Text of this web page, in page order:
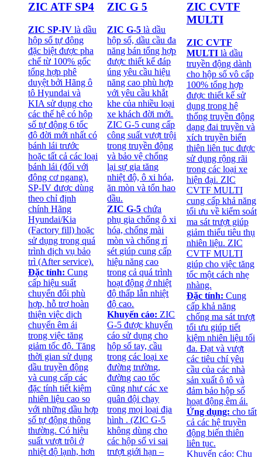
ZIC ATF SP4
ZIC SP-IV là dầu
hộp số tự động
đặc biệt được pha
chế từ 100% gốc
tổng hợp phê
duyệt bởi Hãng ô
tô Hyundai và
KIA sử dụng cho
các thế hệ có hộp
số tự động 6 tốc
độ đời mới nhất có
bánh lái trước
hoặc tất cả các loại
bánh lái (đối với
động cơ ngang).
SP-IV được dùng
theo chỉ định
chính Hãng
Hyundai/Kia
(Factory fill) hoặc
sử dụng trong quá
trình dịch vụ bảo
trì (After service).
Đặc tính: Cung
cấp hiệu suất
chuyển đổi phù
hợp, hỗ trợ hoàn
thiện việc dịch
chuyển êm ái
trong việc tăng
giảm tốc độ. Tăng
thời gian sử dụng
dầu truyền động
và cung cấp các
đặc tính tiết kiệm
nhiên liệu cao so
với những dầu hợp
số tự động thông
thường. Có hiệu
suất vượt trội ở
nhiệt độ lạnh, hơn
ZIC G 5
ZIC G-5là dầu
hộp số, dầu cầu đa
năng bán tổng hợp
được thiết kế đáp
úng yêu cầu hiệu
năng cao phù hợp
với yêu cầu khắt
khe của nhiều loại
xe khách đời mới.
ZIC G-5 cung cấp
công suất vượt trội
trong truyền động
và bảo vệ chống
lại sự gia tăng
nhiệt độ, ô xi hóa,
ăn mòn và tổn hao
dầu.
ZIC G-5chứa
phụ gia chống ô xi
hóa, chống mài
mòn và chống rỉ
sét giúp cung cấp
hiệu năng cao
trong cả quá trình
hoạt động ở nhiệt
độ thấp lẫn nhiệt
độ cao.
Khuyến cáo: ZIC
G-5 được khuyến
cáo sử dụng cho
hộp số tay, cầu
trong các loại xe
đường trường,
đường cao tốc
cũng như các xe
quân đội chạy
trong mọi loại địa
hình . (ZIC G-5
không dùng cho
các hộp số vi sai
trượt giới hạn –
ZIC CVTF
MULTI
ZIC CVTF
MULTIlà dầu
truyền động dành
cho hộp số vô cấp
100% tổng hợp
được thiết kế sử
dụng trong hệ
thống truyền động
dạng đai truyền và
xích truyền biến
thiên liên tục được
sử dụng rộng rãi
trong các loại xe
hiện đại. ZIC
CVTF MULTI
cung cấp khả năng
tối ưu về kiểm soát
ma sát trượt giúp
giảm thiểu tiêu thụ
nhiên liệu. ZIC
CVTF MULTI
giúp cho việc tăng
tốc một cách nhẹ
nhàng.
Đặc tính: Cung
cấp khả năng
chống ma sát trượt
tối ưu giúp tiết
kiệm nhiên liệu tối
đa. Đạt và vượt
các tiêu chí yêu
cầu của các nhà
sản xuất ô tô và
đảm bảo hộp số
hoạt động êm ái.
Ứng dụng: cho tất
cả các hệ truyền
động biến thiên
liên tục.
Khuyến cáo: Chu